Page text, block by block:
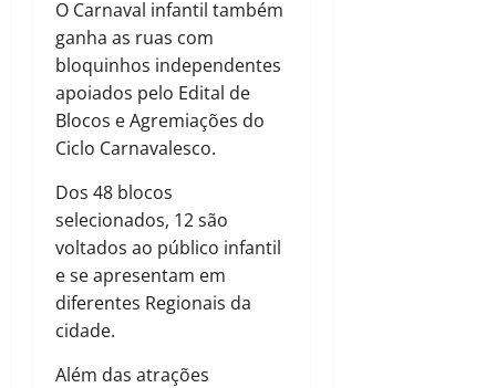
O Carnaval infantil também
ganha as ruas com
bloquinhos independentes
apoiados pelo Edital de
Blocos e Agremiações do
Ciclo Carnavalesco.
Dos 48 blocos
selecionados, 12 são
voltados ao público infantil
e se apresentam em
diferentes Regionais da
cidade.
Além das atrações